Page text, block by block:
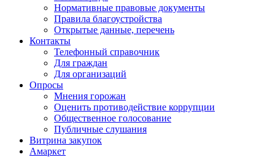
Нормативные правовые документы
Правила благоустройства
Открытые данные, перечень
Контакты
Телефонный справочник
Для граждан
Для организаций
Опросы
Мнения горожан
Оценить противодействие коррупции
Общественное голосование
Публичные слушания
Витрина закупок
Амаркет